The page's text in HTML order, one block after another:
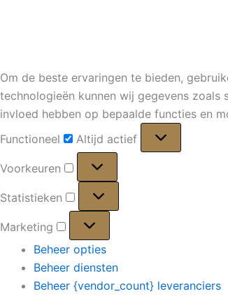
Om de beste ervaringen te bieden,
technologieën kunnen wij gegevens
invloed hebben op bepaalde functies en
Functioneel
Altijd actief
Voorkeuren
Voorkeuren
Statistieken
Statistieken
Marketing
Marketing
Beheer opties
Beheer diensten
Beheer {vendor_count} leveranciers